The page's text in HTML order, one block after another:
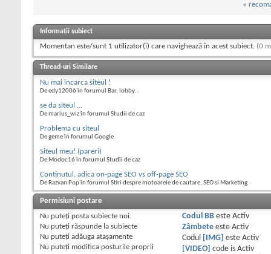
«
Informații subiect
Momentan este/sunt 1 utilizator(i) care navighează în acest subiect. (0
Thread-uri Similare
Nu mai incarca siteul !
De edy12006 în forumul Bar, lobby...
se da siteul ...
De marius_wiz în forumul Studii de caz
Problema cu siteul
De geme în forumul Google
Siteul meu! (pareri)
De Modoc16 în forumul Studii de caz
Continutul, adica on-page SEO vs off-page SEO
De Razvan Pop în forumul Stiri despre motoarele de cautare, SEO si Marketing
Permisiuni postare
Nu puteţi posta subiecte noi.
Nu puteţi răspunde la subiecte
Nu puteţi adăuga ataşamente
Nu puteţi modifica posturile proprii
Codul BBeste Activ
Zâmbeteeste Activ
Codul
[IMG] este Activ
[VIDEO]
code is Activ